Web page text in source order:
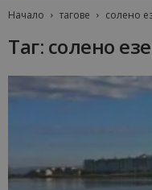
Начало тагове солено
Таг: солено